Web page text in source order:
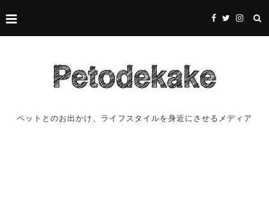
ペットとのお出かけ、ライフスタイルを身近にさせるメディア